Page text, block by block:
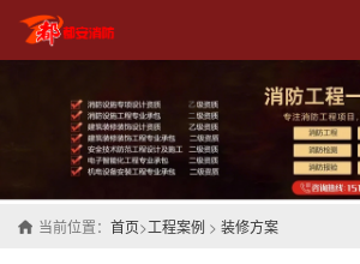
当前位置： 首页>工程案例 > 装修方案